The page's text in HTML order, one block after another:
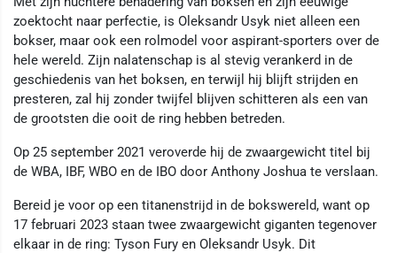
zoektocht naar perfectie, is Oleksandr Usyk niet alleen een
bokser, maar ook een rolmodel voor aspirant-sporters over de
hele wereld. Zijn nalatenschap is al stevig verankerd in de
geschiedenis van het boksen, en terwijl hij blijft strijden en
presteren, zal hij zonder twijfel blijven schitteren als een van
de grootsten die ooit de ring hebben betreden.
Op 25 september 2021 veroverde hij de zwaargewicht titel bij
de WBA, IBF, WBO en de IBO door Anthony Joshua te verslaan.
Bereid je voor op een titanenstrijd in de bokswereld, want op
17 februari 2023 staan twee zwaargewicht giganten tegenover
elkaar in de ring: Tyson Fury en Oleksandr Usyk. Dit